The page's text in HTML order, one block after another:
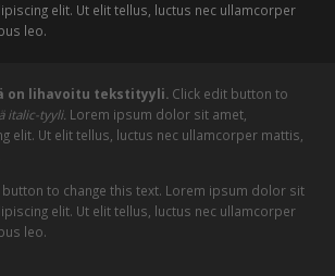
elit. Ut elit tellus, luctus nec ullamcorper
leo.
on lihavoitu tekstityyli. Click edit button to
italic-tyyli. Lorem ipsum dolor sit amet,
elit. Ut elit tellus, luctus nec ullamcorper mattis,
button to change this text. Lorem ipsum dolor sit
elit. Ut elit tellus, luctus nec ullamcorper
leo.